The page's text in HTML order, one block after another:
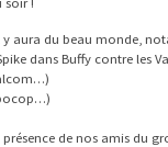
y aura du beau monde,
dans Buffy contre les
de nos amis du